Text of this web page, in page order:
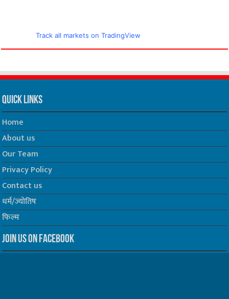
Track all markets on TradingView
Quick Links
Home
About us
Our Team
Privacy Policy
Contact us
धर्म/ज्योतिष
फिल्म
Join us on Facebook